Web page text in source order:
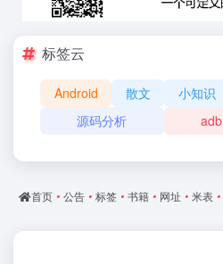
标签云
Android 散文 小知识
源码分析
adb
首页 • 公告 • 标签 • 书籍 • 网址 • 米表 •